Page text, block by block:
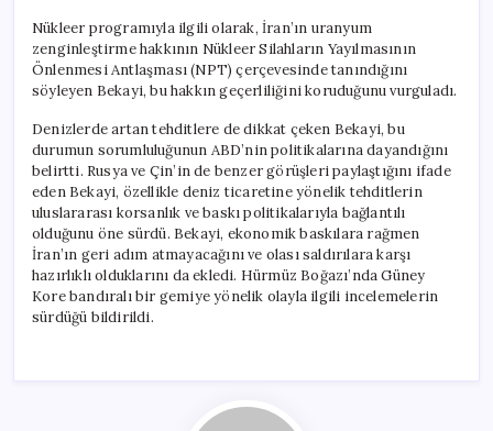
Nükleer programıyla ilgili olarak, İran’ın uranyum
zenginleştirme hakkının Nükleer Silahların Yayılmasının
Önlenmesi Antlaşması (NPT) çerçevesinde tanındığını
söyleyen Bekayi, bu hakkın geçerliliğini koruduğunu vurguladı.
Denizlerde artan tehditlere de dikkat çeken Bekayi, bu
durumun sorumluluğunun ABD’nin politikalarına dayandığını
belirtti. Rusya ve Çin’in de benzer görüşleri paylaştığını ifade
eden Bekayi, özellikle deniz ticaretine yönelik tehditlerin
uluslararası korsanlık ve baskı politikalarıyla bağlantılı
olduğunu öne sürdü. Bekayi, ekonomik baskılara rağmen
İran’ın geri adım atmayacağını ve olası saldırılara karşı
hazırlıklı olduklarını da ekledi. Hürmüz Boğazı’nda Güney
Kore bandıralı bir gemiye yönelik olayla ilgili incelemelerin
sürdüğü bildirildi.